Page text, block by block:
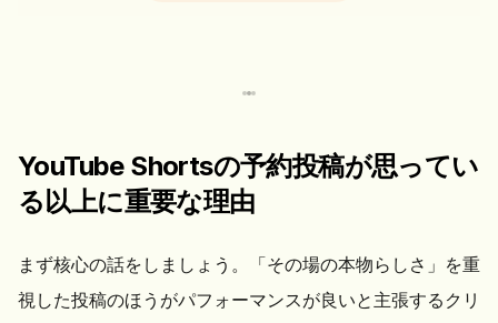
YouTube Shortsの予約投稿が思ってい
る以上に重要な理由
まず核心の話をしましょう。「その場の本物らしさ」を重
視した投稿のほうがパフォーマンスが良いと主張するクリ